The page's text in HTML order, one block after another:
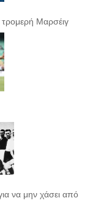
Μαρσέιγ
να μην χάσει από